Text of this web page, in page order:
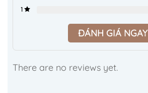
1
ĐÁNH GIÁ NGAY
There are no reviews yet.